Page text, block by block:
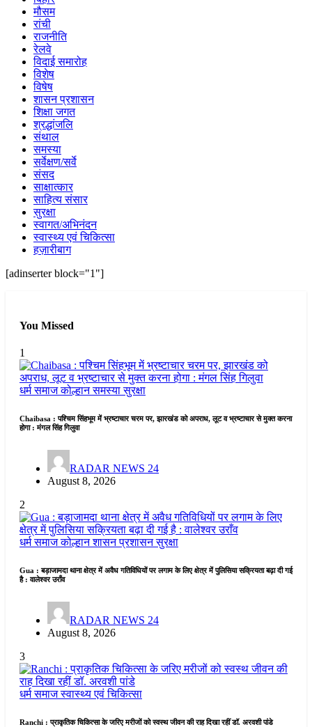
मौसम
रांची
राजनीति
रेलवे
विदाई समारोह
विशेष
विषेष
शासन प्रशासन
शिक्षा जगत
श्रद्धांजलि
संथाल
समस्या
सर्वेक्षण/सर्वे
संसद
साक्षात्कार
साहित्य संसार
सुरक्षा
स्वागत/अभिनंदन
स्वास्थ्य एवं चिकित्सा
हज़ारीबाग
[adinserter block="1"]
You Missed
1
धर्म समाजकोल्हानसमस्यासुरक्षा
Chaibasa : पश्चिम सिंहभूम में भ्रष्टाचार चरम पर, झारखंड को अपराध, लूट व भ्रष्टाचार से मुक्त करना
होगा : मंगल सिंह गिलुवा
RADAR NEWS 24
August 8, 2026
2
धर्म समाजकोल्हानशासन प्रशासनसुरक्षा
Gua : बड़ाजामदा थाना क्षेत्र में अवैध गतिविधियों पर लगाम के लिए क्षेत्र में पुलिसिया सक्रियता बढ़ा दी गई
है : वालेश्वर उराँव
RADAR NEWS 24
August 8, 2026
3
धर्म समाजस्वास्थ्य एवं चिकित्सा
Ranchi : प्राकृतिक चिकित्सा के जरिए मरीजों को स्वस्थ जीवन की राह दिखा रहीं डॉ. अरवशी पांडे